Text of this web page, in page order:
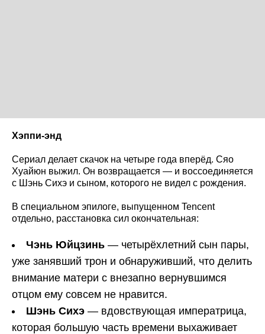
Хэппи-энд
Сериал делает скачок на четыре года вперёд. Сяо
Хуайюн выжил. Он возвращается — и воссоединяется
с Шэнь Сихэ и сыном, которого не видел с рождения.
В специальном эпилоге, выпущенном Tencent
отдельно, расстановка сил окончательная:
Чэнь Юйцзинь — четырёхлетний сын пары,
уже занявший трон и обнаруживший, что делить
внимание матери с внезапно вернувшимся
отцом ему совсем не нравится.
Шэнь Сихэ — вдовствующая императрица,
которая большую часть времени выхаживает